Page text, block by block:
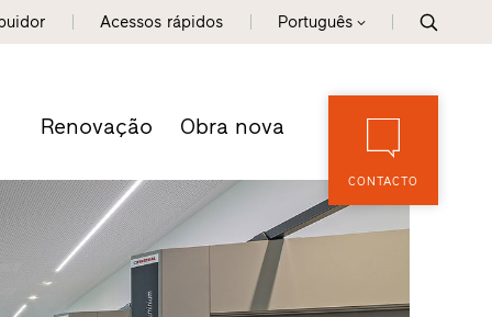
Acessos rápidos Português
Renovação Obra nova
CONTACTO